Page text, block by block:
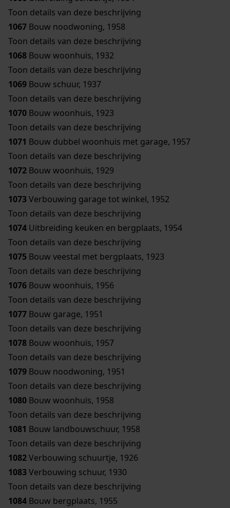
Toon details van deze beschrijving
1067 Bouw noodwoning, 1958
Toon details van deze beschrijving
1068 Bouw woonhuis, 1932
Toon details van deze beschrijving
1069 Bouw schuur, 1937
Toon details van deze beschrijving
1070 Bouw woonhuis, 1923
Toon details van deze beschrijving
1071 Bouw dubbel woonhuis met garage, 1957
Toon details van deze beschrijving
1072 Bouw woonhuis, 1929
Toon details van deze beschrijving
1073Verbouwing garage tot winkel, 1952
Toon details van deze beschrijving
1074 Uitbreiding keuken en bergplaats, 1954
Toon details van deze beschrijving
1075 Bouw veestal met bergplaats, 1923
Toon details van deze beschrijving
1076 Bouw woonhuis, 1956
Toon details van deze beschrijving
1077 Bouw garage, 1951
Toon details van deze beschrijving
1078 Bouw woonhuis, 1957
Toon details van deze beschrijving
1079 Bouw noodwoning, 1951
Toon details van deze beschrijving
1080 Bouw woonhuis, 1958
Toon details van deze beschrijving
1081 Bouw landbouwschuur, 1958
Toon details van deze beschrijving
1082Verbouwing schuurtje, 1926
1083Verbouwing schuur, 1930
Toon details van deze beschrijving
1084 Bouw bergplaats, 1955